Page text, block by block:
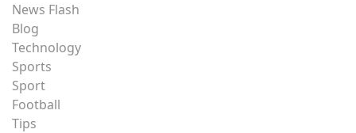
News Flash
Blog
Technology
Sports
Sport
Football
Tips